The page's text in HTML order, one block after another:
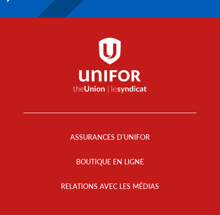
ASSURANCES D’UNIFOR
BOUTIQUE EN LIGNE
RELATIONS AVEC LES MÉDIAS